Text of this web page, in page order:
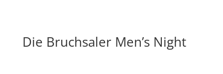
Die Bruchsaler Men’s Night